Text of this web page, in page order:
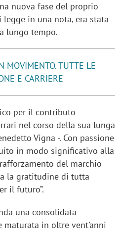
nuova fase del proprio
in una nota, era stata
lungo tempo.
MOVIMENTO. TUTTE LE
E CARRIERE
per il contributo
nel corso della sua lunga
Vigna -. Con passione
in modo significativo alla
del marchio
la gratitudine di tutta
il futuro”.
una consolidata
in oltre vent’anni